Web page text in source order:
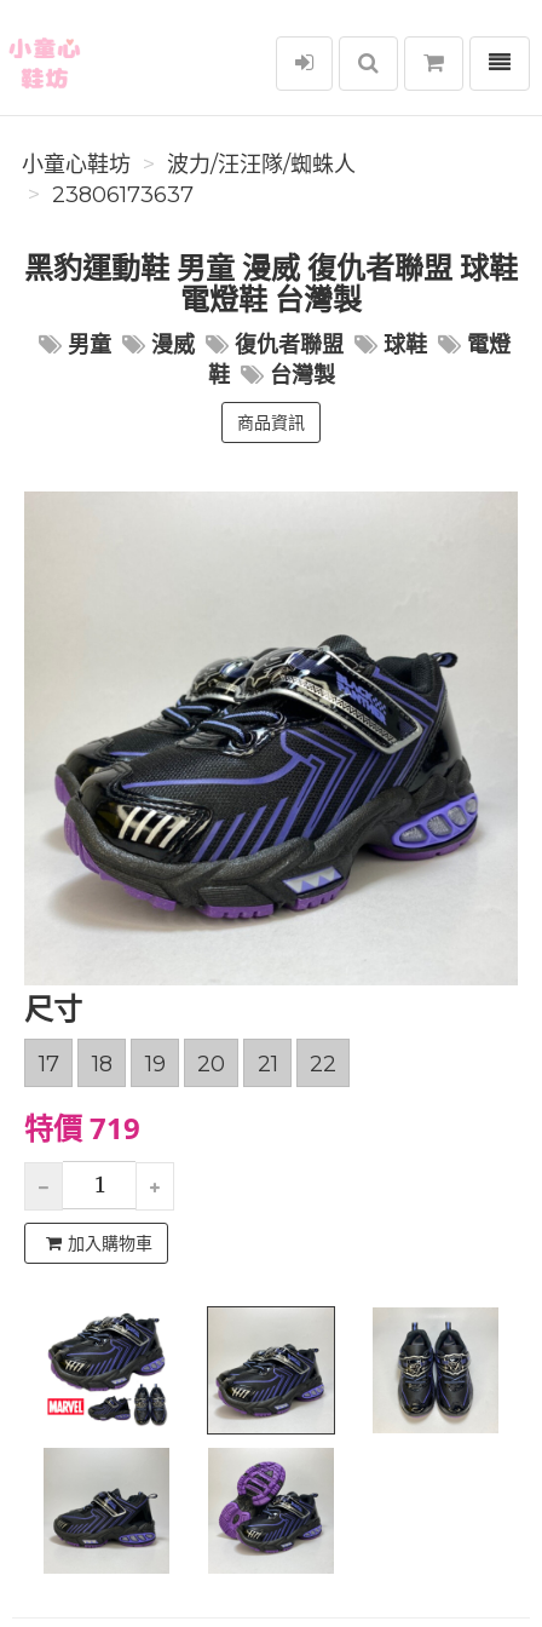
小童心鞋坊
選單
小童心鞋坊
波力/汪汪隊/蜘蛛人
23806173637
黑豹運動鞋 男童 漫威 復仇者聯盟 球鞋
電燈鞋 台灣製
男童 漫威 復仇者聯盟 球鞋
電燈
鞋
台灣製
商品資訊
尺寸
17 18 19 20 21 22
特價 719
加入購物車